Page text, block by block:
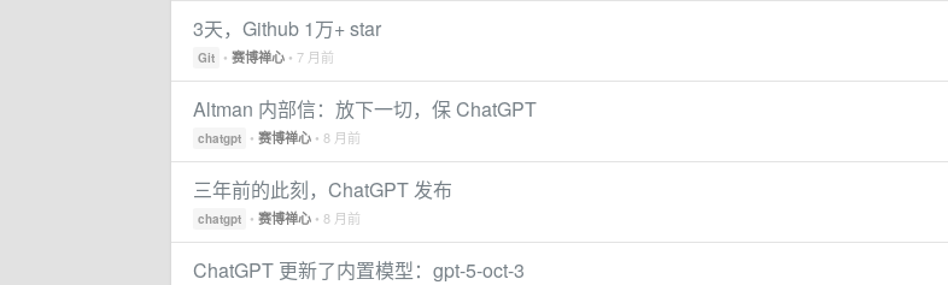
3天，Github 1万+ star
Git • 赛博禅心 • 7 月前
Altman 内部信：放下一切，保 ChatGPT
chatgpt • 赛博禅心 • 8 月前
三年前的此刻，ChatGPT 发布
chatgpt • 赛博禅心 • 8 月前
ChatGPT 更新了内置模型：gpt-5-oct-3